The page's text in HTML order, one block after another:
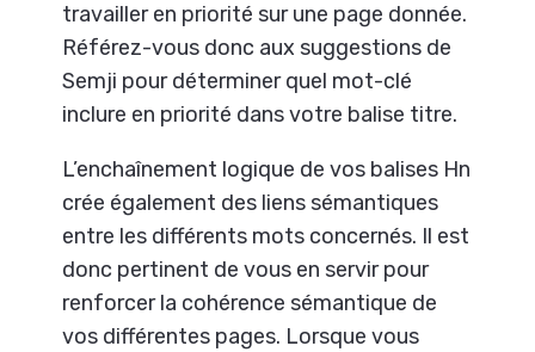
travailler en priorité sur une page donnée.
Référez-vous donc aux suggestions de
Semji pour déterminer quel mot-clé
inclure en priorité dans votre balise titre.
L’enchaînement logique de vos balises Hn
crée également des liens sémantiques
entre les différents mots concernés. Il est
donc pertinent de vous en servir pour
renforcer la cohérence sémantique de
vos différentes pages. Lorsque vous